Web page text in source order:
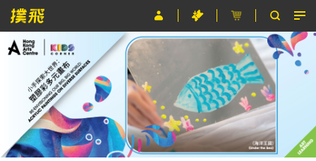
節目
主辦單位
關於撲飛
條款及細則